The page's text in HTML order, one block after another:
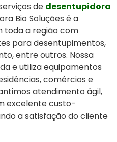
de desentupidora
Bio Soluções é a
toda a região com
para desentupimentos,
entre outros. Nossa
e utiliza equipamentos
comércios e
atendimento ágil,
excelente custo-
a satisfação do cliente